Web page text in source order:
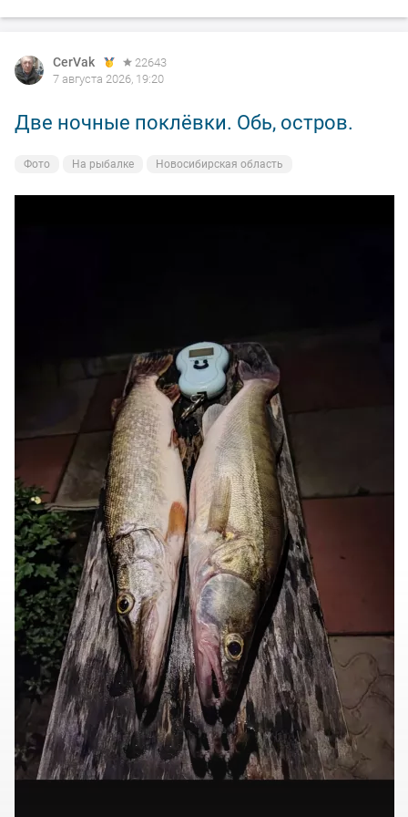
CerVak
22643
7 августа 2026, 19:20
Две ночные поклёвки. Обь, остров.
Фото На рыбалке Новосибирская область